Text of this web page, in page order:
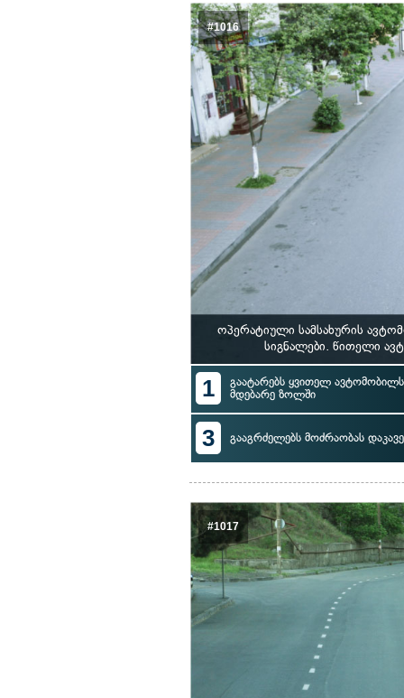
#1016
ოპერატიული სამსახურის
სიგნალები. წითელი
1
გაატარებს ყვითელ ავტომობილს
მდებარე ზოლში
3 გააგრძელებს მოძრაობას
#1017